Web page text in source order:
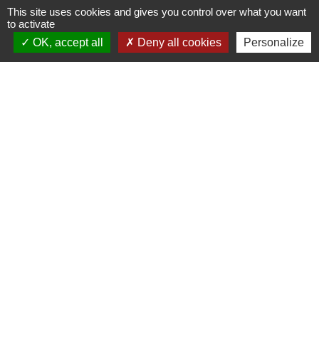
Contacts
This site uses cookies and gives you control over what you want
to activate
OK, accept all
Deny all cookies Personalize